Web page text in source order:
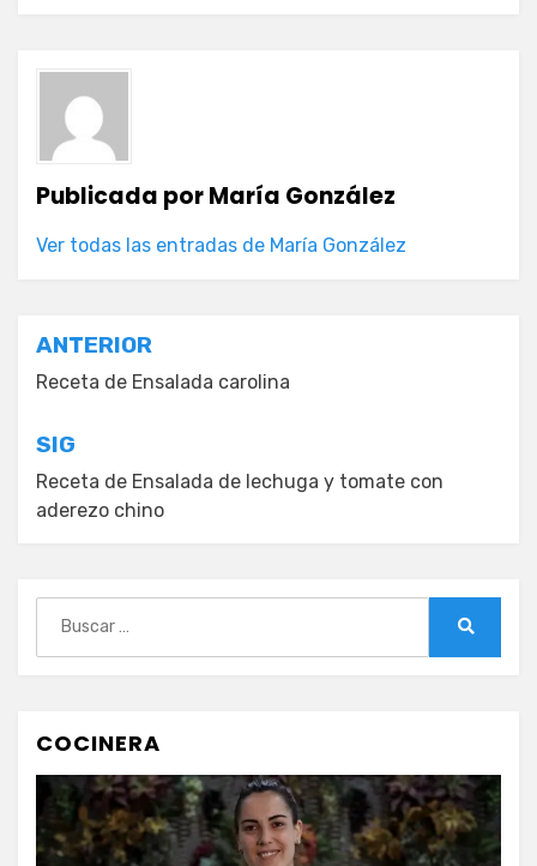
Publicada porMaría González
Ver todas las entradas de María González
Navegación
de
entradas
ANTERIOR
Receta de Ensalada carolina
SIG
Receta de Ensalada de lechuga y tomate con
aderezo chino
COCINERA